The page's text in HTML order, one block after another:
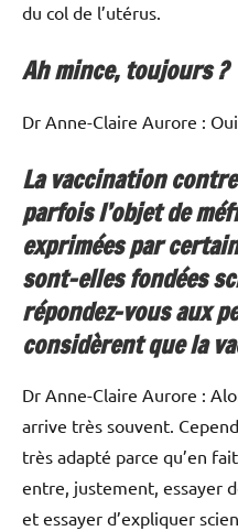
du col de l’utérus.
Ah mince, toujours ?
Dr Anne-Claire Aurore :
La vaccination
parfois l’objet de
exprimées par
sont-elles fondées
répondez-vous aux
considèrent que la
Dr Anne-Claire Aurore :
arrive très souvent.
très adapté parce qu’en
entre, justement, essayer
et essayer d’expliquer